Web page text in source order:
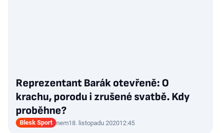
Reprezentant Barák otevřeně: O
krachu, porodu i zrušené svatbě. Kdy
proběhne?
Blesk Sport nem18. listopadu 202012:45